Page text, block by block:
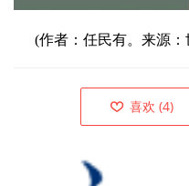
(作者：任民有。来源：
喜欢 (4)